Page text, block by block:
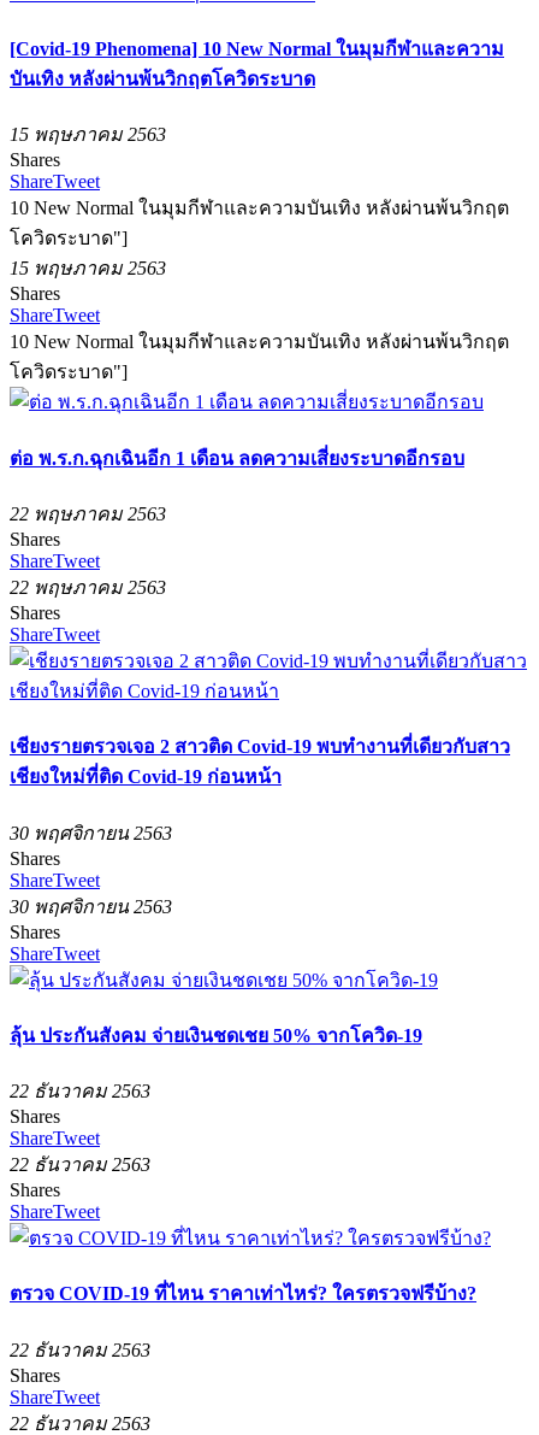
[Covid-19 Phenomena] 10 New Normal ในมุมกีฬาและความ
บันเทิง หลังผ่านพ้นวิกฤตโควิดระบาด
15 พฤษภาคม 2563
Shares
ShareTweet
10 New Normal ในมุมกีฬาและความบันเทิง หลังผ่านพ้นวิกฤต
โควิดระบาด"]
15 พฤษภาคม 2563
Shares
ShareTweet
10 New Normal ในมุมกีฬาและความบันเทิง หลังผ่านพ้นวิกฤต
โควิดระบาด"]
ต่อ พ.ร.ก.ฉุกเฉินอีก 1 เดือน ลดความเสี่ยงระบาดอีกรอบ
22 พฤษภาคม 2563
Shares
ShareTweet
22 พฤษภาคม 2563
Shares
ShareTweet
เชียงรายตรวจเจอ 2 สาวติด Covid-19 พบทำงานที่เดียวกับสาว
เชียงใหม่ที่ติด Covid-19 ก่อนหน้า
30 พฤศจิกายน 2563
Shares
ShareTweet
30 พฤศจิกายน 2563
Shares
ShareTweet
ลุ้น ประกันสังคม จ่ายเงินชดเชย 50% จากโควิด-19
22 ธันวาคม 2563
Shares
ShareTweet
22 ธันวาคม 2563
Shares
ShareTweet
ตรวจ COVID-19 ที่ไหน ราคาเท่าไหร่? ใครตรวจฟรีบ้าง?
22 ธันวาคม 2563
Shares
ShareTweet
22 ธันวาคม 2563